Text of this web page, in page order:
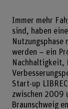
Immer mehr
sind, haben
werden – ein
Nachhaltigkeit,
Start-up
zwischen 2009
Braunschweig